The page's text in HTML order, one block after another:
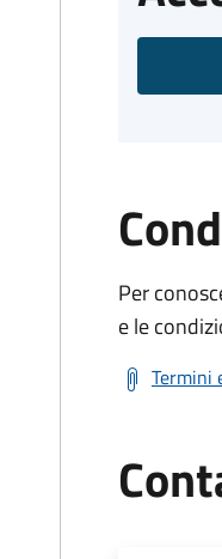
Per
e le
Termini